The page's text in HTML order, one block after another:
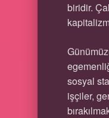
biridir.
sosyal
işçiler,